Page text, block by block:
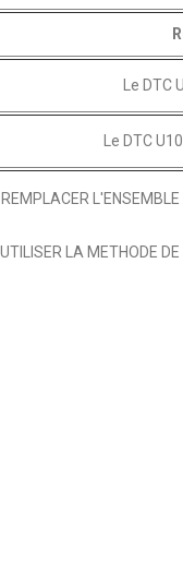
Le DTC
Le DTC
REMPLACER
UTILISER LA METHODE